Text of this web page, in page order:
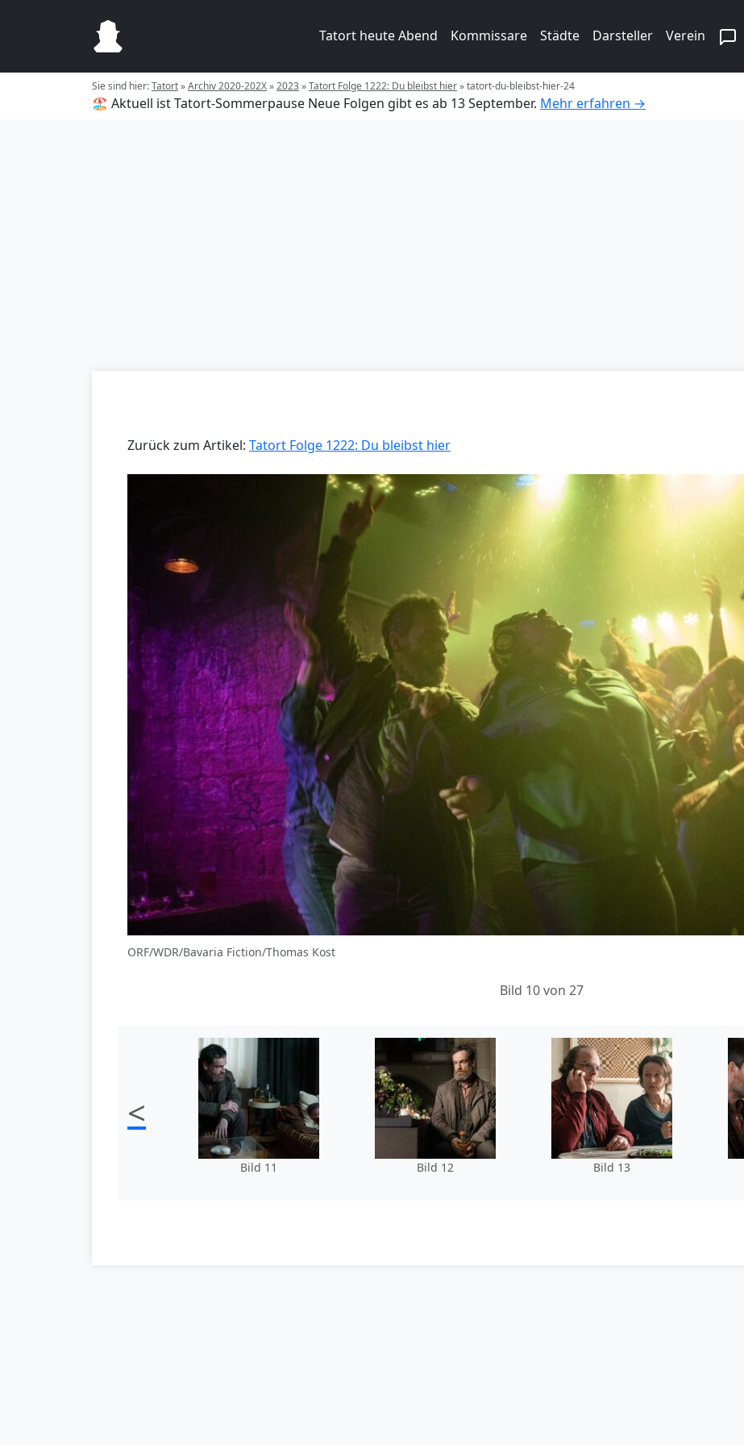
Tatort heute Abend Kommissare Städte Darsteller Verein
Sie sind hier:Tatort»Archiv 2020-202X»2023»Tatort Folge 1222: Du bleibst hier»tatort-du-bleibst-hier-24
🏖️ Aktuell ist Tatort-Sommerpause Neue Folgen gibt es ab 13 September. Mehr erfahren →
Zurück zum Artikel: Tatort Folge 1222: Du bleibst hier
ORF/WDR/Bavaria Fiction/Thomas Kost
Bild 10 von 27
<
Bild 11 Bild 12 Bild 13